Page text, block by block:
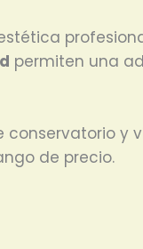
permiten una
y
de precio.